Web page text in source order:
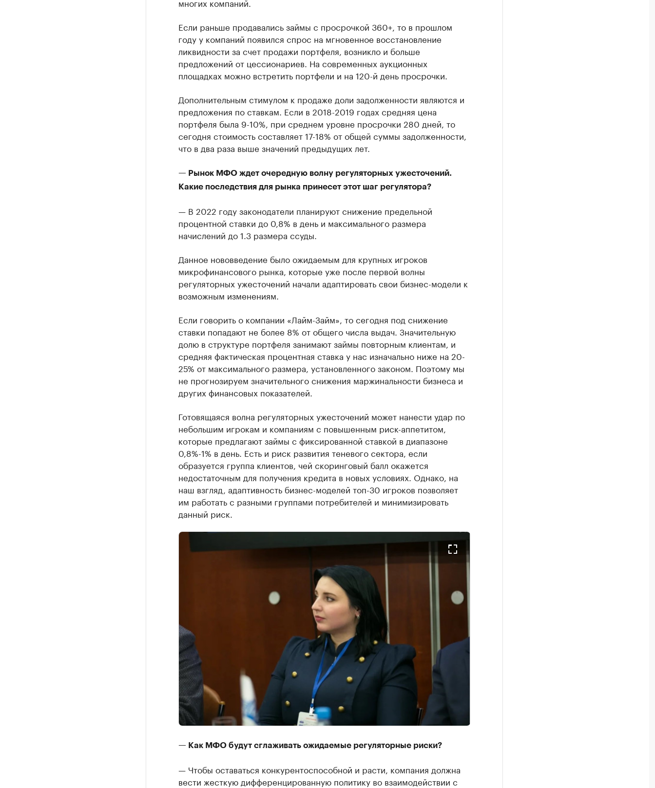
Если раньше продавались займы с просрочкой 360+, то в прошлом
году у компаний появился спрос на мгновенное восстановление
ликвидности за счет продажи портфеля, возникло и больше
предложений от цессионариев. На современных аукционных
площадках можно встретить портфели и на 120-й день просрочки.
Дополнительным стимулом к продаже доли задолженности являются и
предложения по ставкам. Если в 2018-2019 годах средняя цена
портфеля была 9-10%, при среднем уровне просрочки 280 дней, то
сегодня стоимость составляет 17-18% от общей суммы задолженности,
что в два раза выше значений предыдущих лет.
— Рынок МФО ждет очередную волну регуляторных ужесточений.
Какие последствия для рынка принесет этот шаг регулятора?
— В 2022 году законодатели планируют снижение предельной
процентной ставки до 0,8% в день и максимального размера
начислений до 1.3 размера ссуды.
Данное нововведение было ожидаемым для крупных игроков
микрофинансового рынка, которые уже после первой волны
регуляторных ужесточений начали адаптировать свои бизнес-модели к
возможным изменениям.
Если говорить о компании «Лайм-Займ», то сегодня под снижение
ставки попадают не более 8% от общего числа выдач. Значительную
долю в структуре портфеля занимают займы повторным клиентам, и
средняя фактическая процентная ставка у нас изначально ниже на 20-
25% от максимального размера, установленного законом. Поэтому мы
не прогнозируем значительного снижения маржинальности бизнеса и
других финансовых показателей.
Готовящаяся волна регуляторных ужесточений может нанести удар по
небольшим игрокам и компаниям с повышенным риск-аппетитом,
которые предлагают займы с фиксированной ставкой в диапазоне
0,8%-1% в день. Есть и риск развития теневого сектора, если
образуется группа клиентов, чей скоринговый балл окажется
недостаточным для получения кредита в новых условиях. Однако, на
наш взгляд, адаптивность бизнес-моделей топ-30 игроков позволяет
им работать с разными группами потребителей и минимизировать
данный риск.
— Как МФО будут сглаживать ожидаемые регуляторные риски?
— Чтобы оставаться конкурентоспособной и расти, компания должна
вести жесткую дифференцированную политику во взаимодействии с